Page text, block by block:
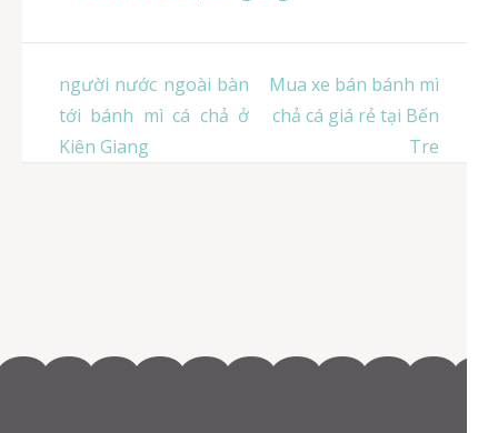
Điều
hướng
bài
người nước ngoài bàn
tới bánh mì cá chả ở
Kiên Giang
Mua xe bán bánh mì
chả cá giá rẻ tại Bến
Tre